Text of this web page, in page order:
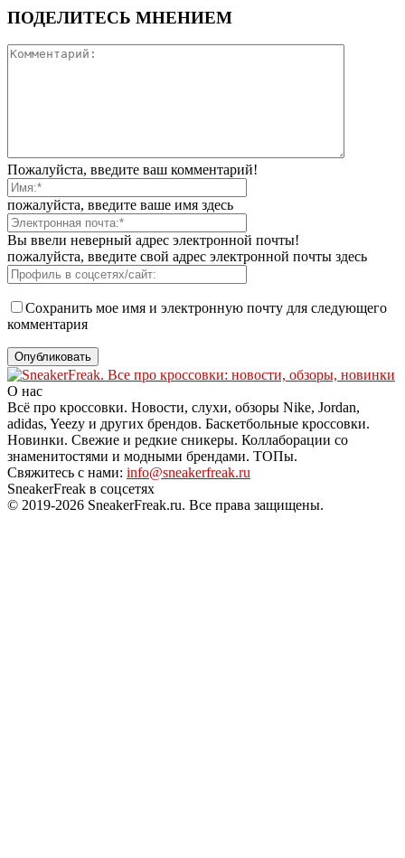
ПОДЕЛИТЕСЬ МНЕНИЕМ
Пожалуйста, введите ваш комментарий!
пожалуйста, введите ваше имя здесь
Вы ввели неверный адрес электронной почты!
пожалуйста, введите свой адрес электронной почты здесь
Сохранить мое имя и электронную почту для следующего
комментария
О нас
Всё про кроссовки. Новости, слухи, обзоры Nike, Jordan,
adidas, Yeezy и других брендов. Баскетбольные кроссовки.
Новинки. Свежие и редкие сникеры. Коллаборации со
знаменитостями и модными брендами. ТОПы.
Свяжитесь с нами: info@sneakerfreak.ru
SneakerFreak в соцсетях
© 2019-2026 SneakerFreak.ru. Все права защищены.